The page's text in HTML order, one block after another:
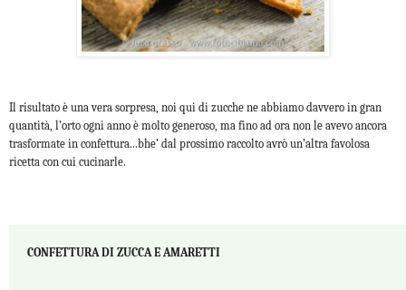
Il risultato è una vera sorpresa, noi qui di zucche ne abbiamo davvero in gran
quantità, l’orto ogni anno è molto generoso, ma fino ad ora non le avevo ancora
trasformate in confettura...bhe’ dal prossimo raccolto avrò un’altra favolosa
ricetta con cui cucinarle.
CONFETTURA DI ZUCCA E AMARETTI